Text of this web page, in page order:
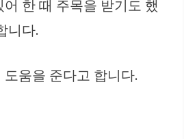
한 때 주목을 받기도 했
니다.
움을 준다고 합니다.